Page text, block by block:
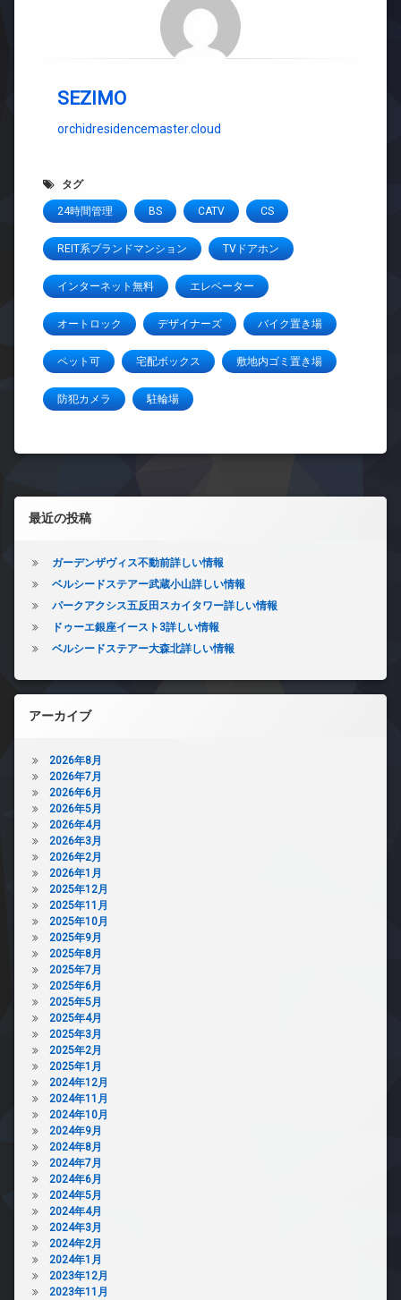
SEZIMO
orchidresidencemaster.cloud
タグ
24時間管理 BS CATV CS
REIT系ブランドマンション TVドアホン
インターネット無料 エレベーター
オートロック デザイナーズ バイク置き場
ペット可 宅配ボックス 敷地内ゴミ置き場
防犯カメラ 駐輪場
左サイドバー
最近の投稿
ガーデンザヴィス不動前詳しい情報
ベルシードステアー武蔵小山詳しい情報
パークアクシス五反田スカイタワー詳しい情報
ドゥーエ銀座イースト3詳しい情報
ベルシードステアー大森北詳しい情報
アーカイブ
2026年8月
2026年7月
2026年6月
2026年5月
2026年4月
2026年3月
2026年2月
2026年1月
2025年12月
2025年11月
2025年10月
2025年9月
2025年8月
2025年7月
2025年6月
2025年5月
2025年4月
2025年3月
2025年2月
2025年1月
2024年12月
2024年11月
2024年10月
2024年9月
2024年8月
2024年7月
2024年6月
2024年5月
2024年4月
2024年3月
2024年2月
2024年1月
2023年12月
2023年11月